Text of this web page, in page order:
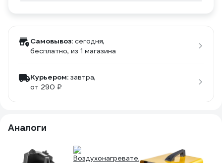
Самовывоз: сегодня,
бесплатно, из 1 магазина
Курьером: завтра,
от 290 ₽
Аналоги